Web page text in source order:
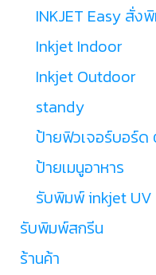
INKJET Easy สั่ง
Inkjet Indoor
Inkjet Outdoor
standy
ป้ายฟิวเจอร์บอร์ด
ป้ายเมนูอาหาร
รับพิมพ์ inkjet
รับพิมพ์สกรีน
ร้านค้า